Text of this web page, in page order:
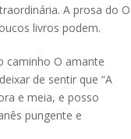
A prosa do O
livros podem.
caminho O amante
de sentir que “A
e meia, e posso
pungente e